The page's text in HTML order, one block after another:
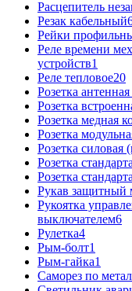
Расцепитель
Резак кабельный
Рейки
Реле времени
устройств1
Реле тепловое20
Розетка
Розетка
Розетка медная
Розетка
Розетка силовая
Розетка
Розетка
Рукав защитный
Рукоятка
выключателем6
Рулетка4
Рым-болт1
Рым-гайка1
Саморез по